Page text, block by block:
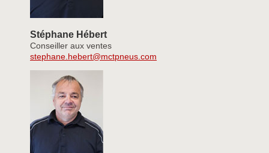
Stéphane Hébert
Conseiller aux ventes
stephane.hebert@mctpneus.com